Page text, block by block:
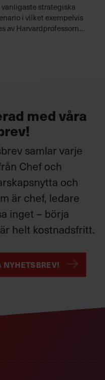
vanligaste strategiska
i vilket exempelvis
av Harvardprofessorn
med våra
samlar varje
Chef och
och
är chef, ledare
inget – börja
helt kostnadsfritt.
NYHETSBREV!